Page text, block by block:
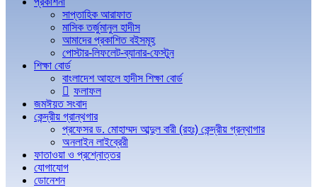
সাপ্তাহিক আরাফাত
মাসিক তর্জুমানুল হাদীস
আমাদের প্রকাশিত বইসমূহ
পোস্টার-লিফলেট-ব্যানার-ফেস্টুন
শিক্ষা বোর্ড
বাংলাদেশ আহলে হাদীস শিক্ষা বোর্ড
ফলাফল
জমঈয়ত সংবাদ
কেন্দ্রীয় গ্রান্থগার
প্রফেসর ড. মোহাম্মদ আব্দুল বারী (রহঃ) কেন্দ্রীয় গ্রন্থাগার
অনলাইন লাইব্রেরী
ফাতাওয়া ও প্রশ্নোত্তর
যোগাযোগ
ডোনেশন